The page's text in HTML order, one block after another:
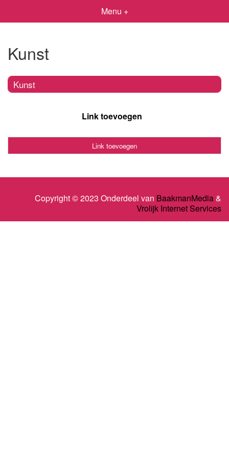
Menu +
Kunst
Kunst
Link toevoegen
Link toevoegen
Copyright © 2023 Onderdeel van BaakmanMedia&
Vrolijk Internet Services